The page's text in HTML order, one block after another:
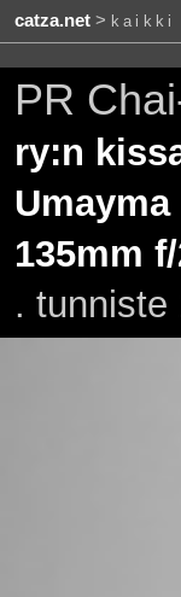
catza.net> kaikki
PR
ry:n
Umayma
135mm
. tunniste